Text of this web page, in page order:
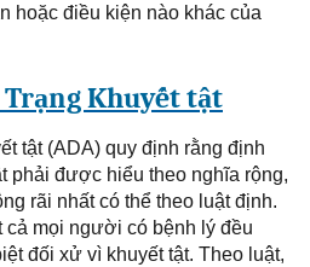
hoặc điều kiện nào khác của
Khuyết tật
tật (ADA) quy định rằng định
phải được hiểu theo nghĩa rộng,
rãi nhất có thể theo luậtđịnh.
cả mọi người có bệnh lý đều
đối xử vì khuyết tật. Theo luật,